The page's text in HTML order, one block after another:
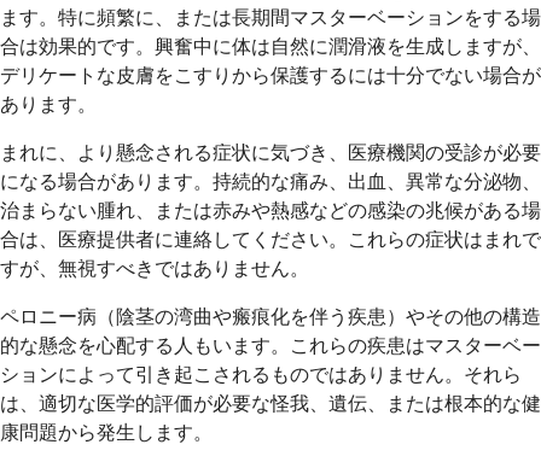
ます。特に頻繁に、または長期間マスターベーションをする場
合は効果的です。興奮中に体は自然に潤滑液を生成しますが、
デリケートな皮膚をこすりから保護するには十分でない場合が
あります。
まれに、より懸念される症状に気づき、医療機関の受診が必要
になる場合があります。持続的な痛み、出血、異常な分泌物、
治まらない腫れ、または赤みや熱感などの感染の兆候がある場
合は、医療提供者に連絡してください。これらの症状はまれで
すが、無視すべきではありません。
ペロニー病（陰茎の湾曲や瘢痕化を伴う疾患）やその他の構造
的な懸念を心配する人もいます。これらの疾患はマスターベー
ションによって引き起こされるものではありません。それら
は、適切な医学的評価が必要な怪我、遺伝、または根本的な健
康問題から発生します。